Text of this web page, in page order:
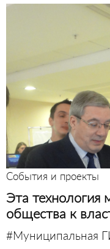
События и проекты
Эта технология
общества к
#Муниципальная